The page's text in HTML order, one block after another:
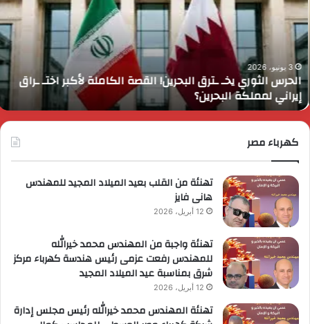
ـترق
البحرين!
القصة
الكاملة
لأكبر
اختـ
ـراق
إيراني
لمملكة
البحرين؟
3 يونيو، 2026
الحرس الثوري يخـ ـترق البحرين! القصة الكاملة لأكبر اختـ ـراق
إيراني لمملكة البحرين؟
كهرباء مصر
تهنئة من القلب بعيد الميلاد المجيد للمهندس
هانى فايز
12 أبريل، 2026
تهنئة واجبة من المهندس محمد خيرالله
للمهندس رفعت عزمى رئيس هندسة كهرباء مركز
شرق بمناسبة عيد الميلاد المجيد
12 أبريل، 2026
تهنئة المهندس محمد خيرالله رئيس مجلس إدارة